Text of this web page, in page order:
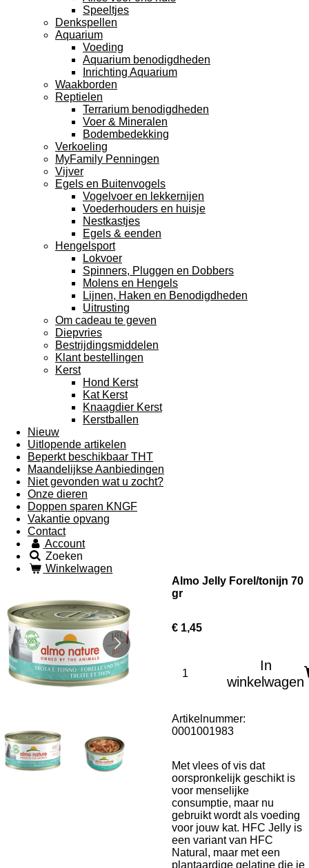
Speeltjes
Denkspellen
Aquarium
Voeding
Aquarium benodigdheden
Inrichting Aquarium
Waakborden
Reptielen
Terrarium benodigdheden
Voer & Mineralen
Bodembedekking
Verkoeling
MyFamily Penningen
Vijver
Egels en Buitenvogels
Vogelvoer en lekkernijen
Voederhouders en huisje
Nestkastjes
Egels & eenden
Hengelsport
Lokvoer
Spinners, Pluggen en Dobbers
Molens en Hengels
Lijnen, Haken en Benodigdheden
Uitrusting
Om cadeau te geven
Diepvries
Bestrijdingsmiddelen
Klant bestellingen
Kerst
Hond Kerst
Kat Kerst
Knaagdier Kerst
Kerstballen
Nieuw
Uitlopende artikelen
Beperkt beschikbaar THT
Maandelijkse Aanbiedingen
Niet gevonden wat u zocht?
Onze dieren
Doppen sparen KNGF
Vakantie opvang
Contact
Account
Zoeken
Winkelwagen
Almo Jelly Forel/tonijn 70
gr
€ 1,45
In
winkelwagen
Artikelnummer:
0001001983
Met vlees of vis dat
oorspronkelijk geschikt is
voor menselijke
consumptie, maar nu
gebruikt wordt als voeding
voor jouw kat. HFC Jelly is
een variant van HFC
Natural, maar met een
plantaardige gelatine die je